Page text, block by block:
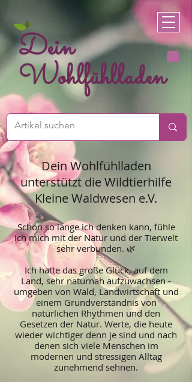
Dein
Wohlfühlladen
Dein Wohlfühlladen
unterstützt die Wildtierhilfe
Kleine Waldwesen e.V.
Schon so lange ich denken kann, fühle
ich mich mit der Natur und der Tierwelt
sehr verbunden. 🌿
Ich hatte das große Glück, auf dem
Land, sehr naturnah aufzuwachsen -
umgeben von Wald, Landwirtschaft und
einem Grundverständnis von
natürlichen Rhythmen und den
Gesetzen der Natur. Werte, die heute
wieder wichtiger denn je sind und nach
denen sich viele Menschen im
modernen und stressigen Alltag
zunehmend sehnen.